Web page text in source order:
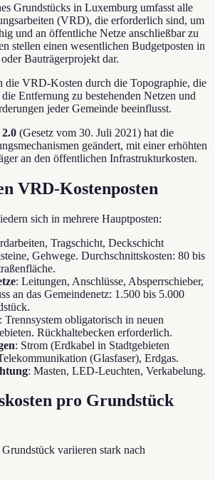
Grundstücks in Luxemburg umfasst alle
(VRD), die erforderlich sind, um
und an öffentliche Netze anschließbar zu
stellen einen wesentlichen Budgetposten in
Bauträgerprojekt dar.
die VRD-Kosten durch die Topographie, die
Entfernung zu bestehenden Netzen und
jeder Gemeinde beeinflusst.
(Gesetz vom 30. Juli 2021) hat die
geändert, mit einer erhöhten
an den öffentlichen Infrastrukturkosten.
VRD-Kostenposten
sich in mehrere Hauptposten:
Tragschicht, Deckschicht
Gehwege. Durchschnittskosten: 80 bis
: Leitungen, Anschlüsse, Absperrschieber,
an das Gemeindenetz: 1.500 bis 5.000
: Trennsystem obligatorisch in neuen
Rückhaltebecken erforderlich.
: Strom (Erdkabel in Stadtgebieten
(Glasfaser), Erdgas.
: Masten, LED-Leuchten, Verkabelung.
pro Grundstück
variieren stark nach